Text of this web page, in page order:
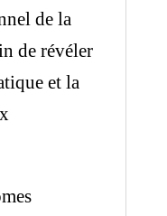
de la
de révéler
et la